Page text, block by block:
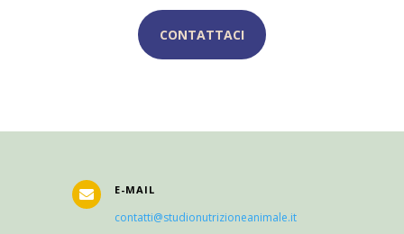
CONTATTACI
 E-MAIL
contatti@studionutrizioneanimale.it